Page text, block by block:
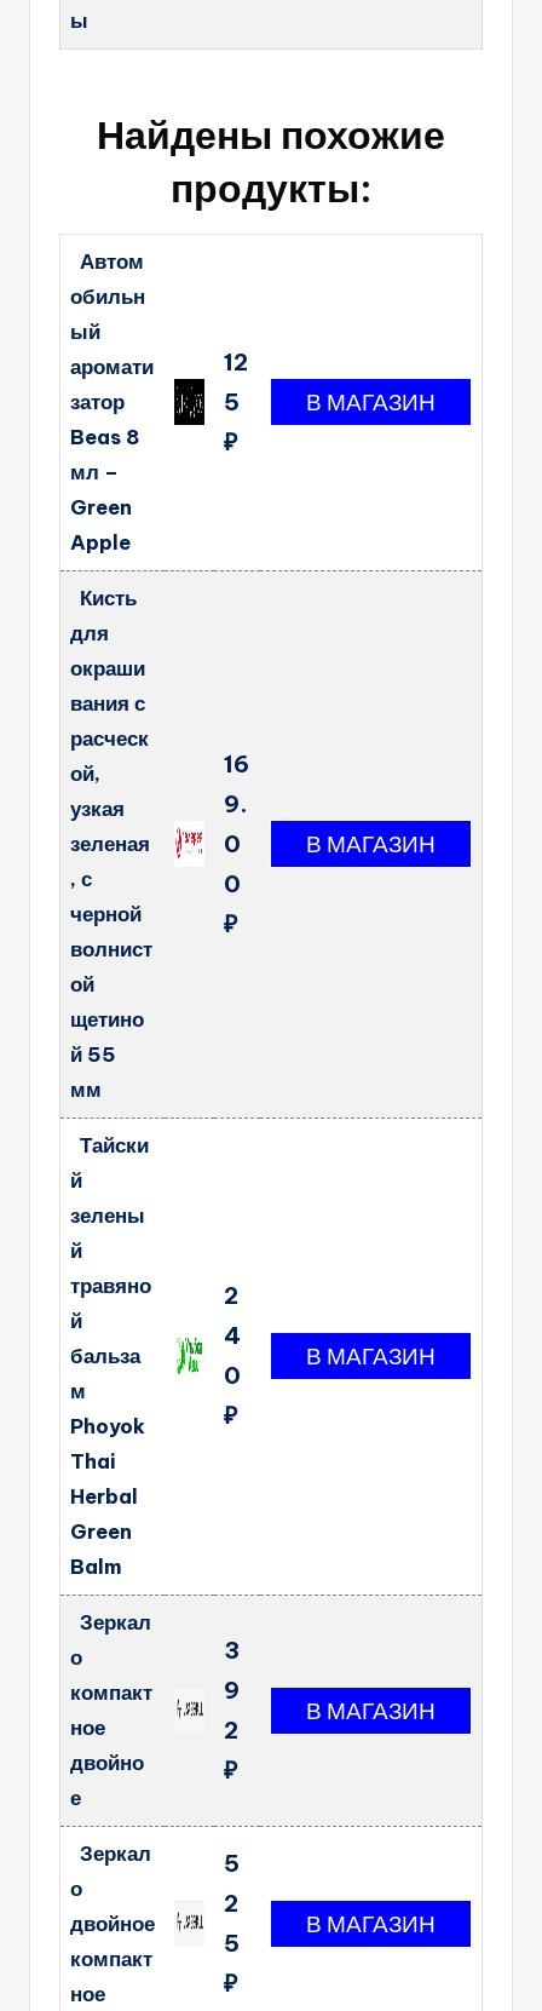
ы
Найдены похожие
продукты:
Автом
обильн
ый
аромати
затор
Beas 8
мл –
Green
Apple
12
5
₽
Кисть
для
окраши
вания с
расческ
ой,
узкая
зеленая
, с
черной
волнист
ой
щетино
й 55
мм
16
9.
0
0
₽
Тайски
й
зелены
й
травяно
й
бальза
м
Phoyok
Thai
Herbal
Green
Balm
2
4
0
₽
Зеркал
о
компакт
ное
двойно
е
3
9
2
₽
Зеркал
о
двойное
компакт
ное
5
2
5
₽